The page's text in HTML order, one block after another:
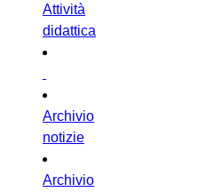
Attività
didattica
Archivio
notizie
Archivio